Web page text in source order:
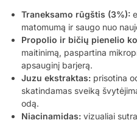
Traneksamo rūgštis (3%):
matomumą ir saugo nuo
Propolio ir bičių pienelio
maitinimą, paspartina
apsauginį barjerą.
Juzu ekstraktas: prisotina
skatindamas sveiką
odą.
Niacinamidas: vizualiai